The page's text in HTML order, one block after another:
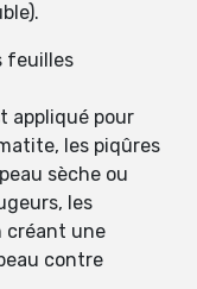
feuilles
appliqué pour
les piqûres
sèche ou
les
créant une
contre